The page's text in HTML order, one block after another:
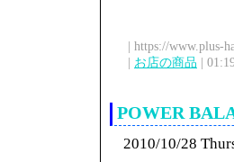
| https://www.plus-
| お店の商品 |
POWER
2010/10/28